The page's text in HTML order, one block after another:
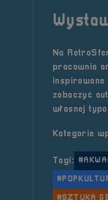
Na
pracownia
inspirowane
zobaczyć
własnej
Kategorie
Tagi:
#SZTUKA